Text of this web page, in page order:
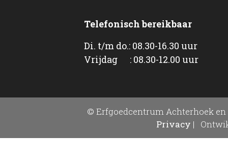
Telefonisch bereikbaar
Di. t/m do.: 08.30-16.30 uur
Vrijdag : 08.30-12.00 uur
© Erfgoedcentrum Achterhoek en
Privacy |